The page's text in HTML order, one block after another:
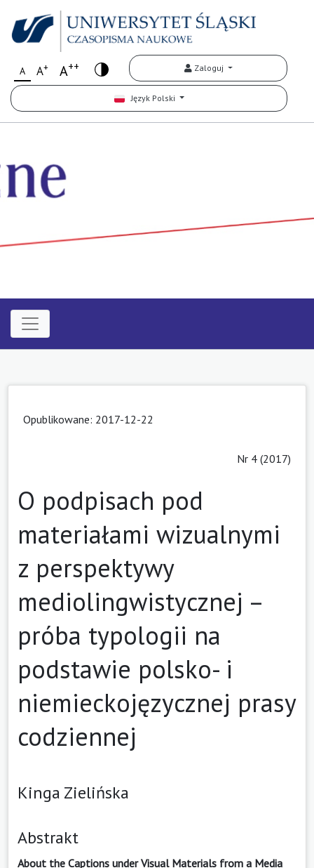
A A+ A++ Zaloguj
Język Polski
Opublikowane: 2017-12-22
Nr 4 (2017)
O podpisach pod
materiałami wizualnymi
z perspektywy
mediolingwistycznej –
próba typologii na
podstawie polsko- i
niemieckojęzycznej prasy
codziennej
Kinga Zielińska
Abstrakt
About the Captions under Visual Materials from a Media